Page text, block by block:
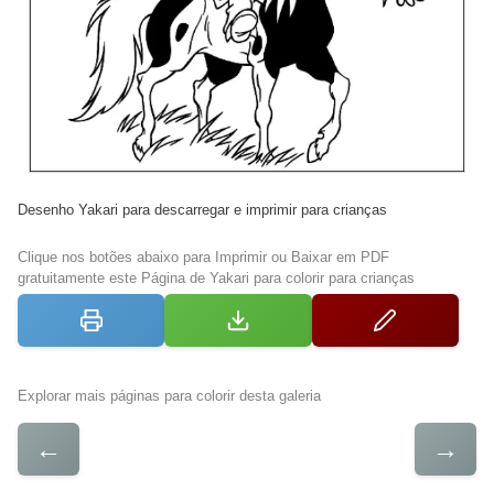
Desenho Yakari para descarregar e imprimir para crianças
Clique nos botões abaixo para Imprimir ou Baixar em PDF
gratuitamente este Página de Yakari para colorir para crianças
Explorar mais páginas para colorir desta galeria
← →